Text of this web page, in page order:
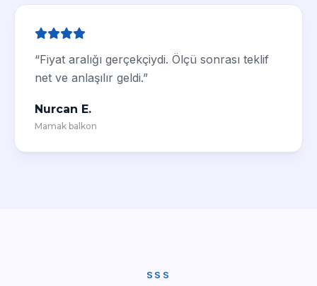
“Fiyat aralığı gerçekçiydi. Ölçü sonrası teklif
net ve anlaşılır geldi.”
Nurcan E.
Mamak balkon
SSS